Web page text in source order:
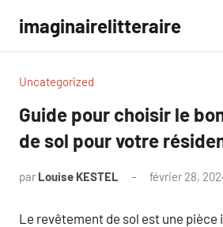
contenu
imaginairelitteraire
Uncategorized
Guide pour choisir le
de sol pour votre
par Louise KESTEL février 28,
Le revêtement de sol est une pièce